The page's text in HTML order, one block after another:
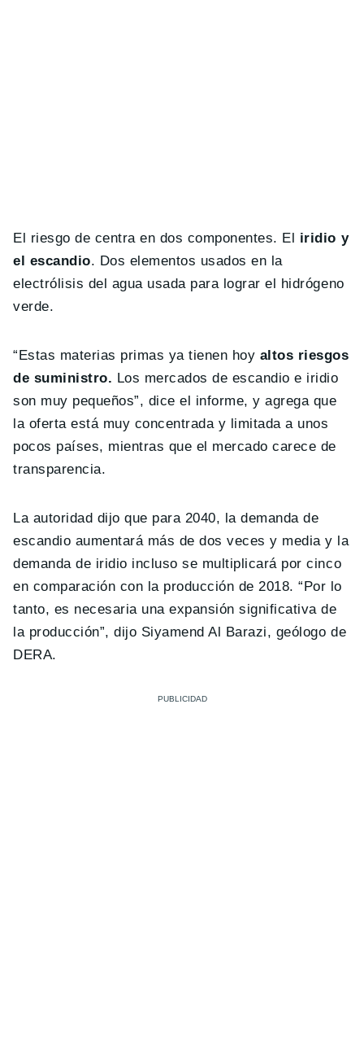
El riesgo de centra en dos componentes. El
iridio y
el escandio. Dos elementos usados en la
electrólisis del agua usada para lograr el hidrógeno
verde.
“Estas materias primas ya tienen hoy altos riesgos
de suministro. Los mercados de escandio e iridio
son muy pequeños”, dice el informe, y agrega que
la oferta está muy concentrada y limitada a unos
pocos países, mientras que el mercado carece de
transparencia.
La autoridad dijo que para 2040, la demanda de
escandio aumentará más de dos veces y media y la
demanda de iridio incluso se multiplicará por cinco
en comparación con la producción de 2018. “Por lo
tanto, es necesaria una expansión significativa de
la producción”, dijo Siyamend Al Barazi, geólogo de
DERA.